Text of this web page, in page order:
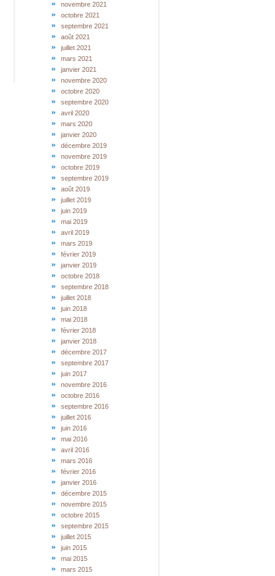
novembre 2021
octobre 2021
septembre 2021
août 2021
juillet 2021
mars 2021
janvier 2021
novembre 2020
octobre 2020
septembre 2020
avril 2020
mars 2020
janvier 2020
décembre 2019
novembre 2019
octobre 2019
septembre 2019
août 2019
juillet 2019
juin 2019
mai 2019
avril 2019
mars 2019
février 2019
janvier 2019
octobre 2018
septembre 2018
juillet 2018
juin 2018
mai 2018
février 2018
janvier 2018
décembre 2017
septembre 2017
juin 2017
novembre 2016
octobre 2016
septembre 2016
juillet 2016
juin 2016
mai 2016
avril 2016
mars 2016
février 2016
janvier 2016
décembre 2015
novembre 2015
octobre 2015
septembre 2015
juillet 2015
juin 2015
mai 2015
mars 2015